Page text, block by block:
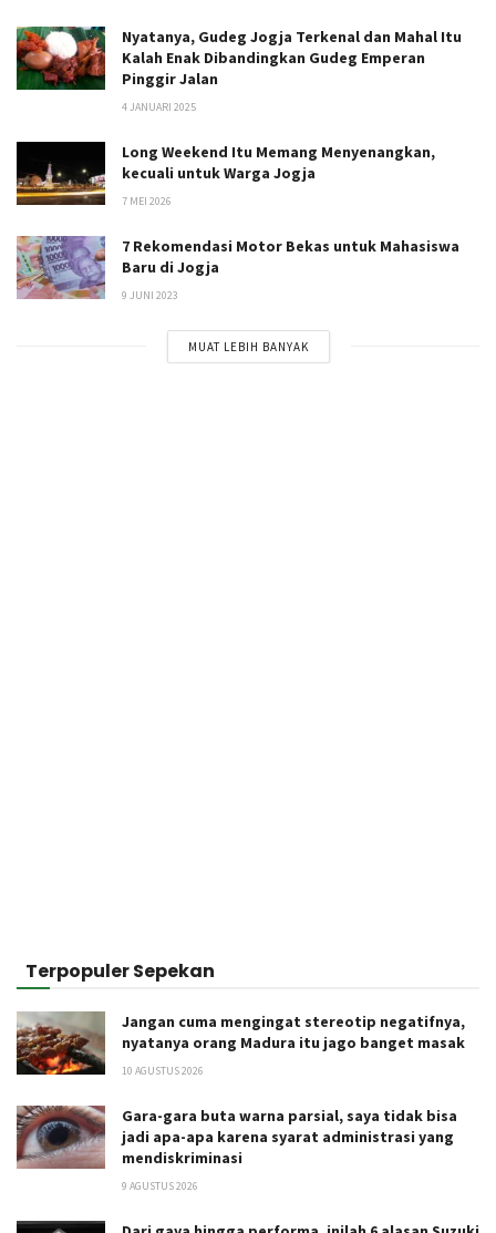
Nyatanya, Gudeg Jogja Terkenal dan Mahal Itu
Kalah Enak Dibandingkan Gudeg Emperan
Pinggir Jalan
4 JANUARI 2025
Long Weekend Itu Memang Menyenangkan,
kecuali untuk Warga Jogja
7 MEI 2026
7 Rekomendasi Motor Bekas untuk Mahasiswa
Baru di Jogja
9 JUNI 2023
MUAT LEBIH BANYAK
Terpopuler Sepekan
Jangan cuma mengingat stereotip negatifnya,
nyatanya orang Madura itu jago banget masak
10 AGUSTUS 2026
Gara-gara buta warna parsial, saya tidak bisa
jadi apa-apa karena syarat administrasi yang
mendiskriminasi
9 AGUSTUS 2026